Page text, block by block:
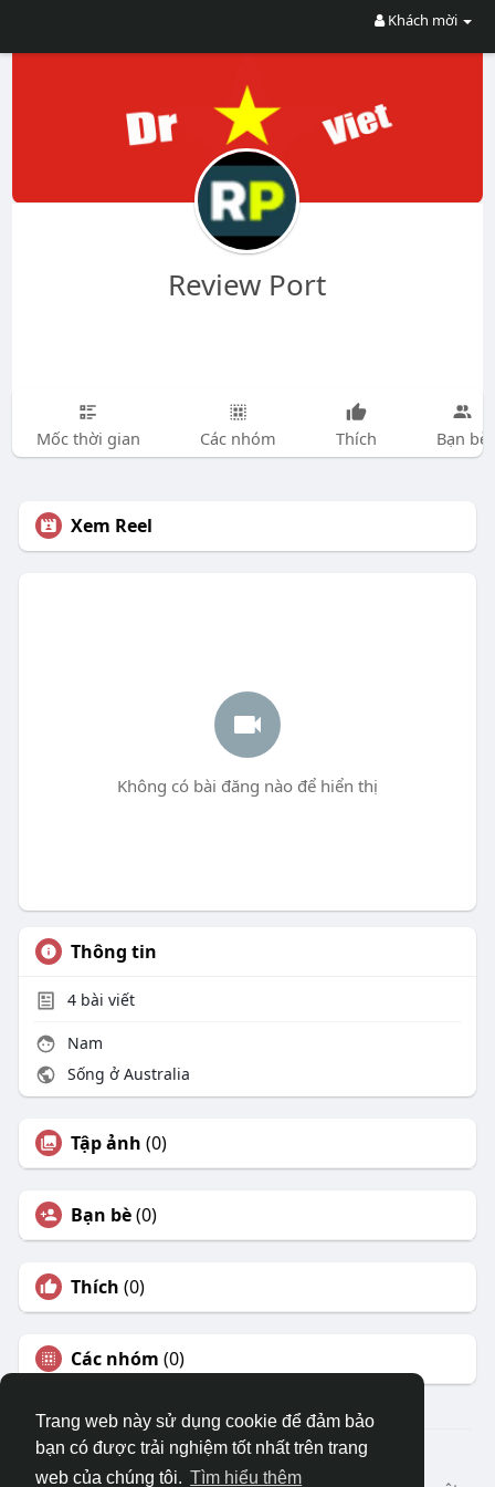
Trang web này sử dụng cookie để đảm bảo
bạn có được trải nghiệm tốt nhất trên trang
web của chúng tôi. Tìm hiểu thêm
Khách mời
Review Port
Mốc thời gian Các nhóm Thích Bạn bè
Xem Reel
Không có bài đăng nào để hiển thị
Thông tin
4bài viết
Nam
Sống ở Australia
Tập ảnh (0)
Bạn bè(0)
Thích (0)
Các nhóm (0)
© 2026 DRVIET.COM